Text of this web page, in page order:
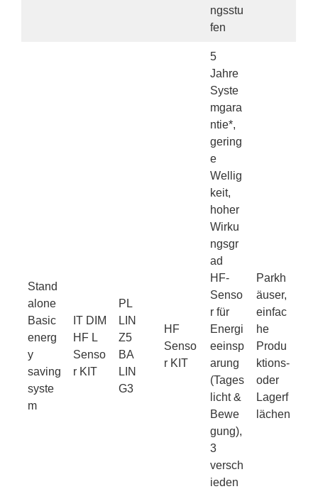
ngsstu
fen
Stand
alone
Basic
energ
y
saving
syste
m
IT DIM
HF L
Senso
r KIT
PL
LIN
Z5
BA
LIN
G3
HF
Senso
r KIT
5
Jahre
Syste
mgara
ntie*,
gering
e
Wellig
keit,
hoher
Wirku
ngsgr
ad
HF-
Senso
r für
Energi
eeinsp
arung
(Tages
licht &
Bewe
gung),
3
versch
ieden
Parkh
äuser,
einfac
he
Produ
ktions-
oder
Lagerf
lächen